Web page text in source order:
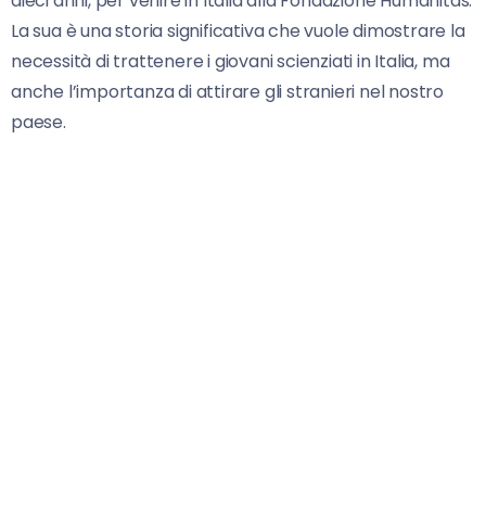
La sua è una storia significativa che vuole dimostrare la
necessità di trattenere i giovani scienziati in Italia, ma
anche l’importanza di attirare gli stranieri nel nostro
paese.